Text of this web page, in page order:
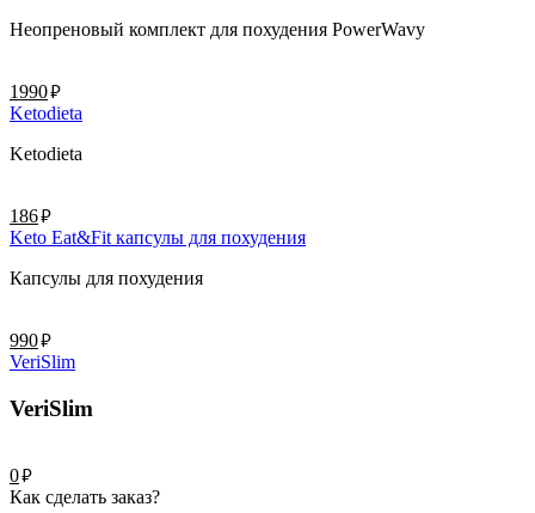
Неопреновый комплект для похудения PowerWavy
1990руб.
Ketodieta
Ketodieta
186руб.
Keto Eat&Fit капсулы для похудения
Капсулы для похудения
990руб.
VeriSlim
VeriSlim
0руб.
Как сделать заказ?